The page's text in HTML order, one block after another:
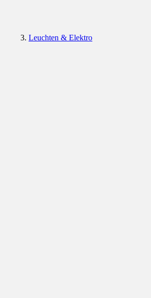
Leuchten & Elektro